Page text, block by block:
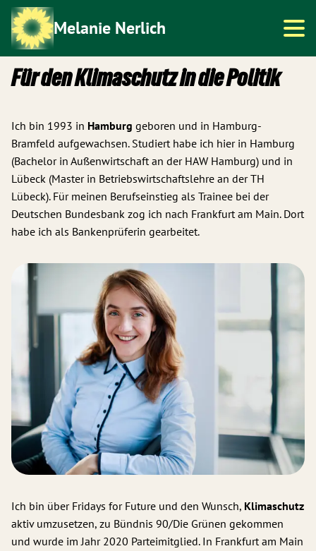
Melanie Nerlich
Energie
Kontakt
Für den Klimaschutz in die Politik
Ich bin 1993 in Hamburg geboren und in Hamburg-
Bramfeld aufgewachsen. Studiert habe ich hier in Hamburg
(Bachelor in Außenwirtschaft an der HAW Hamburg) und in
Lübeck (Master in Betriebswirtschaftslehre an der TH
Lübeck). Für meinen Berufseinstieg als Trainee bei der
Deutschen Bundesbank zog ich nach Frankfurt am Main. Dort
habe ich als Bankenprüferin gearbeitet.
Ich bin über Fridays for Future und den Wunsch, Klimaschutz
aktiv umzusetzen, zu Bündnis 90/Die Grünen gekommen
und wurde im Jahr 2020 Parteimitglied. In Frankfurt am Main